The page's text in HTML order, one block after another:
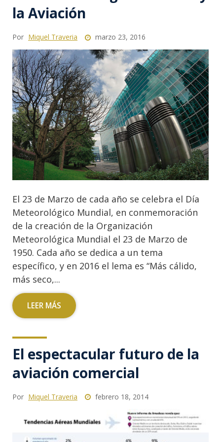
la Aviación
Por Miquel Traveria marzo 23, 2016
El 23 de Marzo de cada año se celebra el Día
Meteorológico Mundial, en conmemoración
de la creación de la Organización
Meteorológica Mundial el 23 de Marzo de
1950. Cada año se dedica a un tema
específico, y en 2016 el lema es “Más cálido,
más seco,...
LEER MÁS
El espectacular futuro de la
aviación comercial
Por Miquel Traveria febrero 18, 2014